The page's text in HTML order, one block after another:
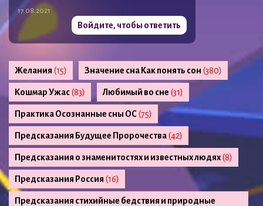
17.08.2021
Войдите, чтобы ответить
Желания (15) Значение сна Как понять сон (380)
Кошмар Ужас(83) Любимый во сне (31)
Практика Осознанные сны ОС(75)
Предсказания Будущее Пророчества(42)
Предсказания о знаменитостях и известных людях(8)
Предсказания Россия (16)
Предсказания стихийные бедствия и природные